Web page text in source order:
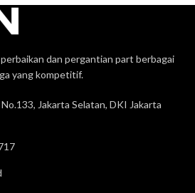
dan pergantian part berbagai
yang kompetitif.
Jakarta Selatan, DKI Jakarta